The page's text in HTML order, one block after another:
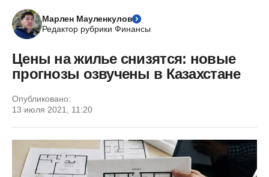
Марлен Мауленкулов
Редактор рубрики Финансы
Цены на жилье снизятся: новые
прогнозы озвучены в Казахстане
Опубликовано:
13 июля 2021, 11:20